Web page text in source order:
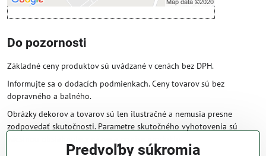
Do pozornosti
Základné ceny produktov sú uvádzané v cenách bez DPH.
Informujte sa o dodacích podmienkach. Ceny tovarov sú bez
dopravného a balného.
Obrázky dekorov a tovarov sú len ilustračné a nemusia presne
zodpovedať skutočnosti. Parametre skutočného vyhotovenia sú
Predvoľby súkromia